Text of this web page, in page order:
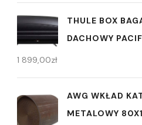
THULE BOX
DACHOWY
1 899,00zł
AWG WKŁAD
METALOWY